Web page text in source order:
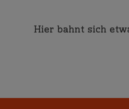
Hier bahnt sich